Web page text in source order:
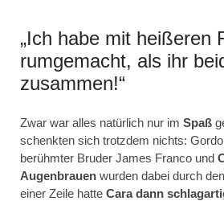
„Ich habe mit heißeren
rumgemacht, als ihr
zusammen!“
Zwar war alles natürlich nur im Spaß
schenkten sich trotzdem nichts:
berühmter Bruder James Franco und
Augenbrauen wurden dabei durch
einer Zeile hatte Cara dann